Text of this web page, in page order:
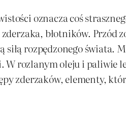
oznacza coś
błotników. Przód
siłą rozpędzonego
rozlanym oleju i paliwie
zderzaków, elementy,